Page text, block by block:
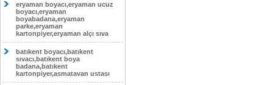
eryaman boyacı,eryaman ucuz
boyacı,eryaman
boyabadana,eryaman
parke,eryaman
kartonpiyer,eryaman alçı sıva
batıkent boyacı,batıkent
sıvacı,batıkent boya
badana,batıkent
kartonpiyer,asmatavan ustası